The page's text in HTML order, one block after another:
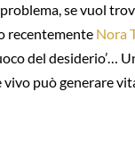
se vuol
recentemente Nora
del
può generare